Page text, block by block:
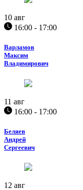
10 авг
16:00 - 17:00
Варламов
Максим
Владимирович
11 авг
16:00 - 17:00
Беляев
Андрей
Сергеевич
12 авг